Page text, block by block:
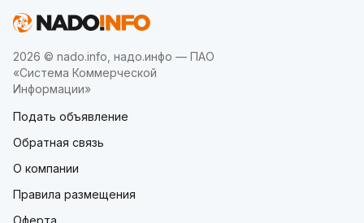
2026 © nado.info, надо.инфо — ПАО
«Система Коммерческой
Информации»
Подать объявление
Обратная связь
О компании
Правила размещения
Оферта